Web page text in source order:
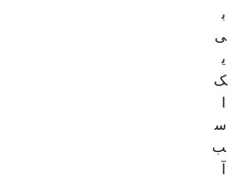
ب
ی
ی
ک
س
ب